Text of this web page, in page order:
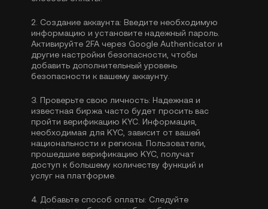
2. Создание аккаунта: Введите необходимую
информацию и установите надежный пароль.
Активируйте 2FA через Google Authenticator и
другие настройки безопасности, чтобы
добавить дополнительный уровень
безопасности к вашему аккаунту.
3. Проверьте свою личность: Надежная и
известная биржа часто будет просить вас
пройти верификацию KYC . Информация,
необходимая для KYC, зависит от вашей
национальности и региона. Пользователи,
прошедшие верификацию KYC, получат
доступ к большему количеству функций и
услуг на платформе.
4. Добавьте способ оплаты: Следуйте